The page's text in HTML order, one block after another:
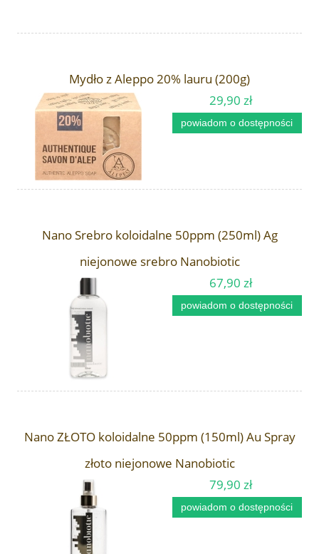
Mydło z Aleppo 20% lauru (200g)
29,90 zł
powiadom o dostępności
Nano Srebro koloidalne 50ppm (250ml) Ag
niejonowe srebro Nanobiotic
67,90 zł
powiadom o dostępności
Nano ZŁOTO koloidalne 50ppm (150ml) Au Spray
złoto niejonowe Nanobiotic
79,90 zł
powiadom o dostępności